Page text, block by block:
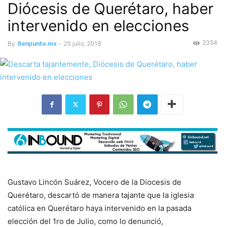
Diócesis de Querétaro, haber
intervenido en elecciones
By 6enpunto.mx - 25 julio, 2018 2354
Gustavo Lincón Suárez, Vocero de la Diocesis de
Querétaro, descartó de manera tajante que la iglesia
católica en Querétaro haya intervenido en la pasada
elección del 1ro de Julio, como lo denunció,